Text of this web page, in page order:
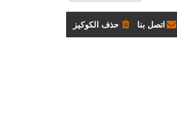
حذف الكوكيز اتصل بنا